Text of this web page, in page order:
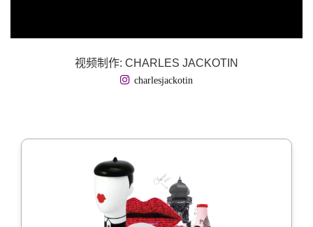
视频制作: CHARLES JACKOTIN
charlesjackotin